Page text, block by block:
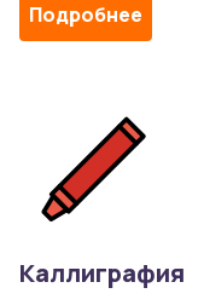
Подробнее
Каллиграфия